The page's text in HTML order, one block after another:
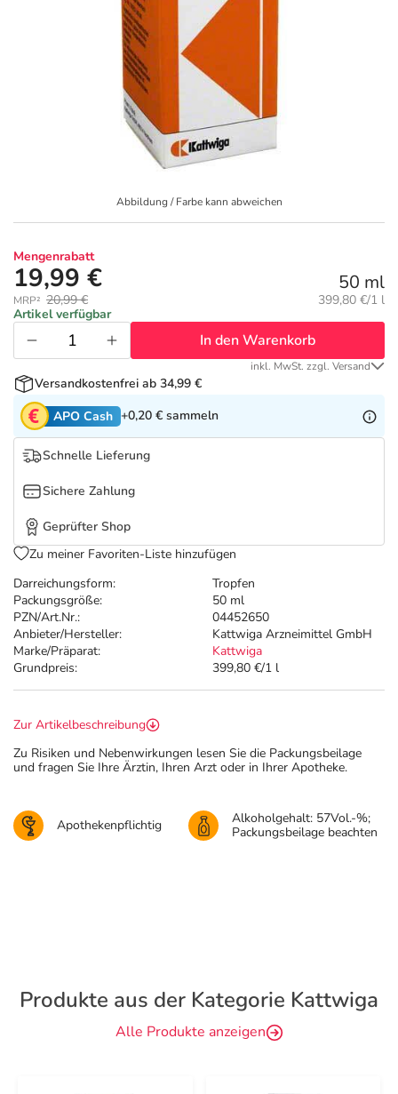
Körperpflege & Kosmetik
Mutter & Kind
Natur & Homöopathie
Sanitätshaus
Sport & Fitness
Tierapotheke
Vitamine & Mineralstoffe
Marken
Geschenkideen
Aktuelle Coupons
Reiseapotheke
Sonnenpflege
Sommerpflege für Haar und Kopfhaut
Täglich gut versorgt
Fragen und Antworten
Beliebte Beiträge
E-Rezept App
5% Extra Cash
Avene & Ducray Deals
Evolsin Deals
Nattermann Deals
R(h)ein Nutrition Deals
Refluthin, Lasea & Carmenthin Deals
Salus Deals
Abbildung / Farbe kann abweichen
Darreichungsform:
Tropfen
Packungsgröße:
50 ml
PZN/Art.Nr.:
04452650
Anbieter/Hersteller:
Kattwiga Arzneimittel GmbH
Marke/Präparat:
Kattwiga
Grundpreis:
399,80 €/1 l
Mengenrabatt
19,99 €
MRP² 20,99 €
50 ml
Grundpreis:
399,80 €/1 l
Artikel verfügbar
In den Warenkorb
inkl. MwSt. zzgl. Versand
Versandkostenfrei ab 34,99 €
APO Cash +0,20 € sammeln
Schnelle Lieferung
Sichere Zahlung
Geprüfter Shop
Zu meiner Favoriten-Liste hinzufügen
Zur Artikelbeschreibung
Zu Risiken und Nebenwirkungen lesen Sie die Packungsbeilage
und fragen Sie Ihre Ärztin, Ihren Arzt oder in Ihrer Apotheke.
Apothekenpflichtig
Alkoholgehalt: 57Vol.-%;
Packungsbeilage beachten
Produkte aus der Kategorie Kattwiga
Alle Produkte anzeigen